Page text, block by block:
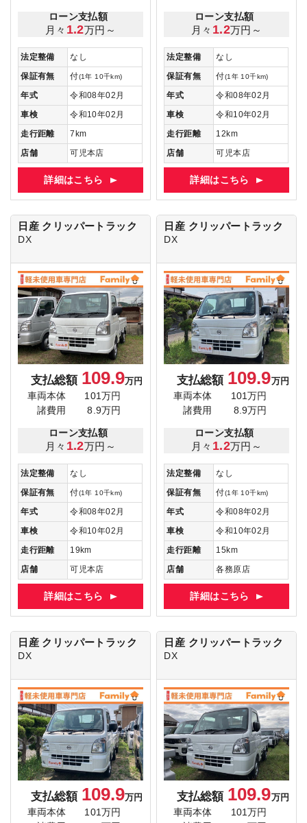
ローン支払額
月々 1.2万円～
法定整備
なし
保証有無
付(1年 10千km)
年式
令和08年02月
車検
令和10年02月
走行距離
7km
店舗
可児本店
詳細はこちら
ローン支払額
月々 1.2万円～
法定整備
なし
保証有無
付(1年 10千km)
年式
令和08年02月
車検
令和10年02月
走行距離
12km
店舗
可児本店
詳細はこちら
日産 クリッパートラック
DX
支払総額 109.9万円
車両本体
101万円
諸費用
8.9万円
ローン支払額
月々 1.2万円～
法定整備
なし
保証有無
付(1年 10千km)
年式
令和08年02月
車検
令和10年02月
走行距離
19km
店舗
可児本店
詳細はこちら
日産 クリッパートラック
DX
支払総額 109.9万円
車両本体
101万円
諸費用
8.9万円
ローン支払額
月々 1.2万円～
法定整備
なし
保証有無
付(1年 10千km)
年式
令和08年02月
車検
令和10年02月
走行距離
15km
店舗
各務原店
詳細はこちら
日産 クリッパートラック
DX
支払総額 109.9万円
車両本体
101万円
日産 クリッパートラック
DX
支払総額 109.9万円
車両本体
101万円